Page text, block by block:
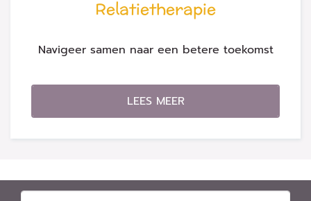
Relatietherapie
Navigeer samen naar een betere toekomst
LEES MEER